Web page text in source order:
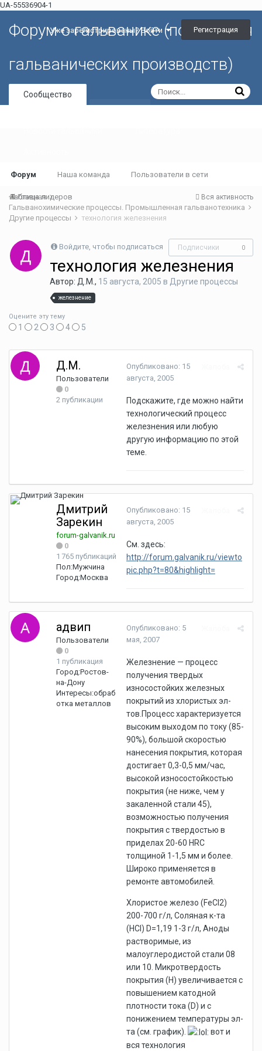
UA-55536904-1
Форум о гальванике (портал для
гальванических производств)
Уже зарегистрированы? Войти Регистрация
Сообщество
Форум Наша команда Пользователи в сети
Таблица лидеров Вся активность
Главная
Гальванохимические процессы. Промышленная гальванотехника
Другие процессы
технология железнения
Войдите, чтобы подписаться Подписчики 0
технология железнения
Автор: Д.М., 15 августа, 2005 в Другие процессы
железнение
Оцените эту тему
1 2 3 4 5
Д.М.
Пользователи
0
2 публикации
Опубликовано: 15
августа, 2005
Подскажите, где можно найти
технологический процесс
железнения или любую
другую информацию по этой
теме.
Дмитрий
Зарекин
forum-galvanik.ru
0
1 765 публикаций
Пол:Мужчина
Город:Москва
Опубликовано: 15
августа, 2005
См. здесь:
http://forum.galvanik.ru/viewto
pic.php?t=80&highlight=
адвип
Пользователи
0
1 публикация
Город:Ростов-
на-Дону
Интересы:обраб
отка металлов
Опубликовано: 5
мая, 2007
Железнение — процесс
получения твердых
износостойких железных
покрытий из хлористых эл-
тов.Процесс характеризуется
высоким выходом по току (85-
90%), большой скоростью
нанесения покрытия, которая
достигает 0,3-0,5 мм/час,
высокой износостойкостью
покрытия (не ниже, чем у
закаленной стали 45),
возможностью получения
покрытия с твердостью в
приделах 20-60 HRC
толщиной 1-1,5 мм и более.
Широко применяется в
ремонте автомобилей.
Хлористое железо (FeCl2)
200-700 г/л, Соляная к-та
(HCl) D=1,19 1-3 г/л, Аноды
растворимые, из
малоуглеродистой стали 08
или 10. Микротвердость
покрытия (Н) увеличивается с
повышением катодной
плотности тока (D) и с
понижением температуры эл-
та (см. график).
вот и
вся технология